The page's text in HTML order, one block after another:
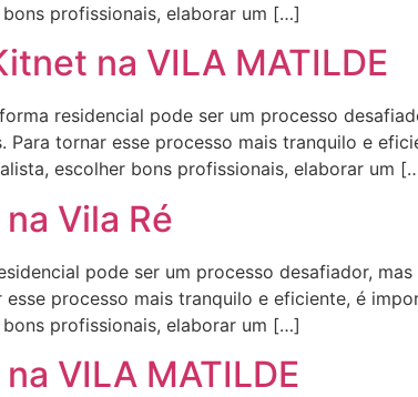
profissionais, elaborar um […]
na VILA MATILDE
residencial pode ser um processo
Para tornar esse processo mais tranquilo e
escolher bons profissionais, elaborar um
Vila Ré
pode ser um processo desafiador,
processo mais tranquilo e eficiente, é
profissionais, elaborar um […]
VILA MATILDE